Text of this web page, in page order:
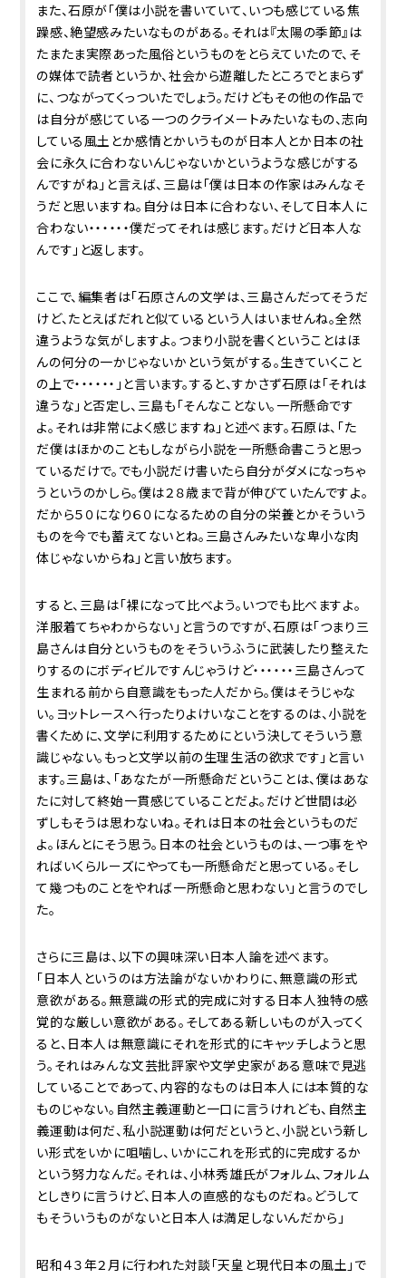
また、石原が「僕は小説を書いていて、いつも感じている焦
躁感、絶望感みたいなものがある。それは『太陽の季節』は
たまたま実際あった風俗というものをとらえていたので、そ
の媒体で読者というか、社会から遊離したところでとまらず
に、つながってくっついたでしょう。だけどもその他の作品で
は自分が感じている一つのクライメートみたいなもの、志向
している風土とか感情とかいうものが日本人とか日本の社
会に永久に合わないんじゃないかというような感じがする
んですがね」と言えば、三島は「僕は日本の作家はみんなそ
うだと思いますね。自分は日本に合わない、そして日本人に
合わない・・・・・・僕だってそれは感じます。だけど日本人な
んです」と返します。
ここで、編集者は「石原さんの文学は、三島さんだってそうだ
けど、たとえばだれと似ているという人はいませんね。全然
違うような気がしますよ。つまり小説を書くということはほ
んの何分の一かじゃないかという気がする。生きていくこと
の上で・・・・・・」と言います。すると、すかさず石原は「それは
違うな」と否定し、三島も「そんなことない。一所懸命です
よ。それは非常によく感じますね」と述べます。石原は、「た
だ僕はほかのこともしながら小説を一所懸命書こうと思っ
ているだけで。でも小説だけ書いたら自分がダメになっちゃ
うというのかしら。僕は２８歳まで背が伸びていたんですよ。
だから５０になり６０になるための自分の栄養とかそういう
ものを今でも蓄えてないとね。三島さんみたいな卑小な肉
体じゃないからね」と言い放ちます。
すると、三島は「裸になって比べよう。いつでも比べますよ。
洋服着てちゃわからない」と言うのですが、石原は「つまり三
島さんは自分というものをそういうふうに武装したり整えた
りするのにボディビルですんじゃうけど・・・・・・三島さんって
生まれる前から自意識をもった人だから。僕はそうじゃな
い。ヨットレースへ行ったりよけいなことをするのは、小説を
書くために、文学に利用するためにという決してそういう意
識じゃない。もっと文学以前の生理生活の欲求です」と言い
ます。三島は、「あなたが一所懸命だということは、僕はあな
たに対して終始一貫感じていることだよ。だけど世間は必
ずしもそうは思わないね。それは日本の社会というものだ
よ。ほんとにそう思う。日本の社会というものは、一つ事をや
ればいくらルーズにやっても一所懸命だと思っている。そし
て幾つものことをやれば一所懸命と思わない」と言うのでし
た。
さらに三島は、以下の興味深い日本人論を述べます。
「日本人というのは方法論がないかわりに、無意識の形式
意欲がある。無意識の形式的完成に対する日本人独特の感
覚的な厳しい意欲がある。そしてある新しいものが入ってく
ると、日本人は無意識にそれを形式的にキャッチしようと思
う。それはみんな文芸批評家や文学史家がある意味で見逃
していることであって、内容的なものは日本人には本質的な
ものじゃない。自然主義運動と一口に言うけれども、自然主
義運動は何だ、私小説運動は何だというと、小説という新し
い形式をいかに咀噛し、いかにこれを形式的に完成するか
という努力なんだ。それは、小林秀雄氏がフォルム、フォルム
としきりに言うけど、日本人の直感的なものだね。どうして
もそういうものがないと日本人は満足しないんだから」
昭和４３年２月に行われた対談「天皇と現代日本の風土」で